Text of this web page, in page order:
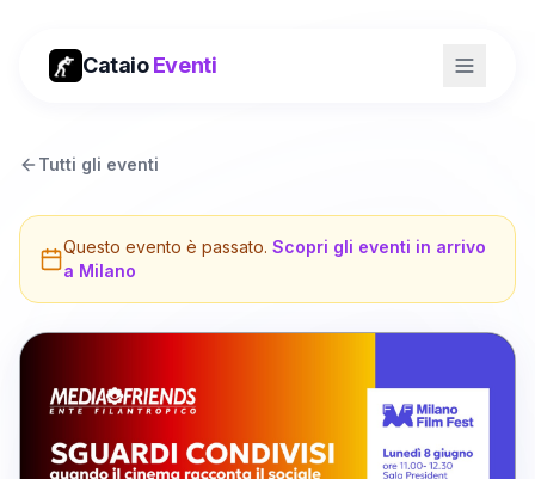
CataioEventi
Tutti gli eventi
Questo evento è passato. Scopri gli eventi in arrivo
a Milano